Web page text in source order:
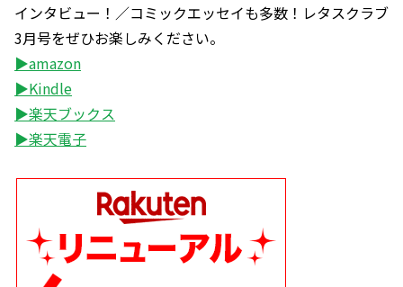
インタビュー！／コミックエッセイも多数！レタスクラブ
3月号をぜひお楽しみください。
▶amazon
▶Kindle
▶楽天ブックス
▶楽天電子